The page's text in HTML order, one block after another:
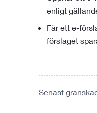
enligt
Får ett e-
förslaget
Senast